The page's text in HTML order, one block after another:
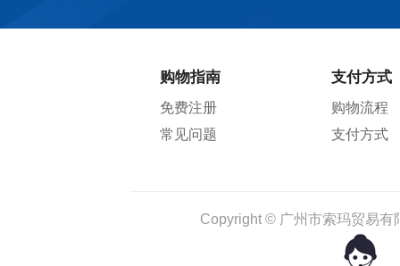
购物指南
免费注册
常见问题
支付方式
购物流程
支付方式
Copyright © 广州市索玛贸易